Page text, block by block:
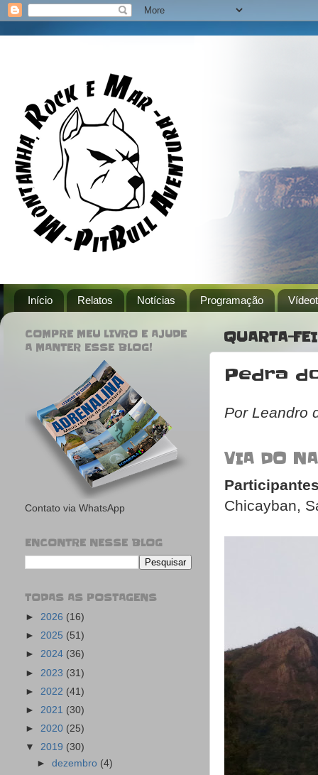
Início Relatos Notícias Programação
QUARTA-
Pedra
Por Leandro
VIA DO
Chicayban,
COMPRE MEU LIVRO E AJUDE
A MANTER ESSE BLOG!
Contato via WhatsApp
ENCONTRE NESSE BLOG
TODAS AS POSTAGENS
► 2026 (16)
► 2025 (51)
► 2024 (36)
► 2023 (31)
► 2022 (41)
► 2021 (30)
► 2020 (25)
▼ 2019 (30)
►dezembro (4)